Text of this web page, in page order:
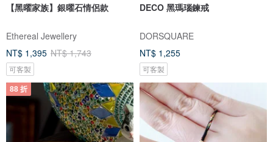
【黑曜家族】銀曜石情侶款
Ethereal Jewellery
NT$ 1,395 NT$ 1,743
可客製
DECO 黑瑪瑙鍊戒
DORSQUARE
NT$ 1,255
可客製
88 折